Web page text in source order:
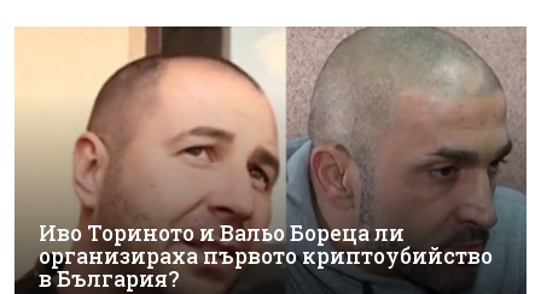
Иво Ториното и Вальо Бореца ли
организираха първото криптоубийство
в България?